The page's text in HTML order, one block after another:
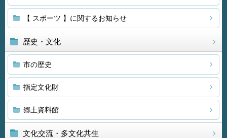
【 スポーツ 】に関するお知らせ
歴史・文化
市の歴史
指定文化財
郷土資料館
文化交流・多文化共生